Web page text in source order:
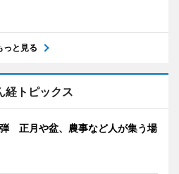
っと見る
経トピックス
弾 正月や盆、農事など人が集う場